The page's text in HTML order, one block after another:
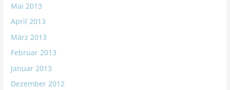
Mai 2013
April 2013
März 2013
Februar 2013
Januar 2013
Dezember 2012